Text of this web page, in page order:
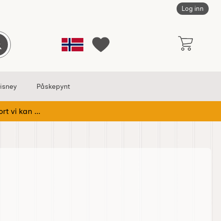
Log inn
Norge Mine favoritter
Påskepynt
vi kan ...